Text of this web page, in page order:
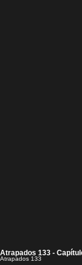
Atrapados 133 -
Atrapados 133